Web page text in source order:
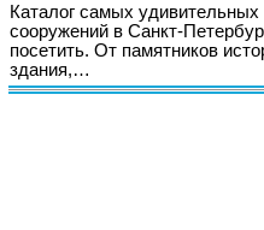
Каталог самых
сооружений в Санкт-
посетить. От памятников
здания,…